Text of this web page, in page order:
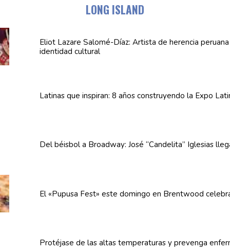
LONG ISLAND
Eliot Lazare Salomé-Díaz: Artista de herencia
identidad cultural
Latinas que inspiran: 8 años construyendo la Expo
Del béisbol a Broadway: José “Candelita” Iglesias
El «Pupusa Fest» este domingo en Brentwood
Protéjase de las altas temperaturasy prevenga